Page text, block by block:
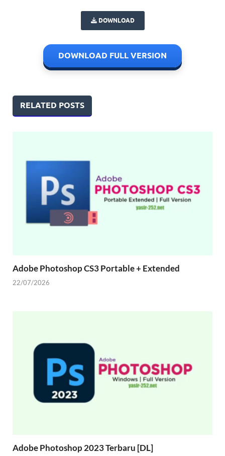
DOWNLOAD
DOWNLOAD FULL VERSION
RELATED POSTS
Adobe Photoshop CS3 Portable + Extended
22/07/2026
Adobe Photoshop 2023 Terbaru [DL]